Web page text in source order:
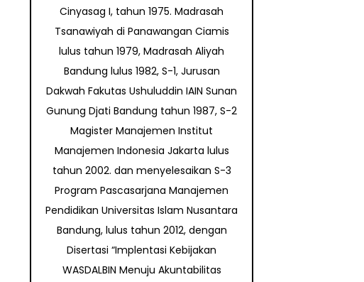
Cinyasag I, tahun 1975. Madrasah
Tsanawiyah di Panawangan Ciamis
lulus tahun 1979, Madrasah Aliyah
Bandung lulus 1982, S-1, Jurusan
Dakwah Fakutas Ushuluddin IAIN Sunan
Gunung Djati Bandung tahun 1987, S-2
Magister Manajemen Institut
Manajemen Indonesia Jakarta lulus
tahun 2002. dan menyelesaikan S-3
Program Pascasarjana Manajemen
Pendidikan Universitas Islam Nusantara
Bandung, lulus tahun 2012, dengan
Disertasi “Implentasi Kebijakan
WASDALBIN Menuju Akuntabilitas